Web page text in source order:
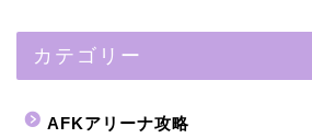
カテゴリー
AFKアリーナ攻略